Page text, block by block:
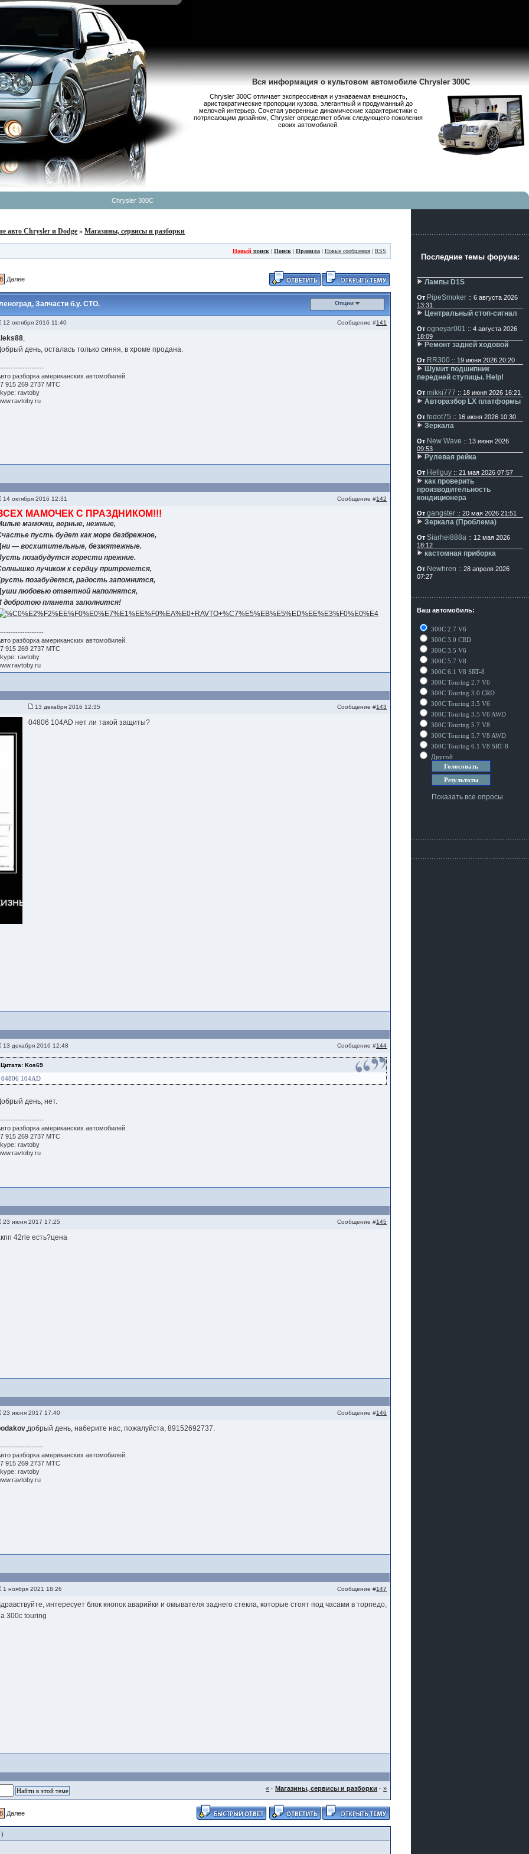
Вся информация о культовом автомобиле Chrysler 300C
Chrysler 300С отличает экспрессивная и узнаваемая внешность,
аристократические пропорции кузова, элегантный и продуманный до
мелочей интерьер. Сочетая уверенные динамические характеристики с
потрясающим дизайном, Chrysler определяет облик следующего поколения
своих автомобилей.
Chrysler 300C
авто Chrysler и Dodge »Магазины, сервисы и разборки
Новыйпоиск| Поиск| Правила| Новые сообщения| RSS
8 Далее
Запчасти б.у. СТО. Опции
12 октября 2016 11:40 Сообщение #141
,
день, осталась только синяя, в хроме продана.
разборка американских автомобилей.
915 269 2737 МТС
ravtoby
14 октября 2016 12:31 Сообщение #142
МАМОЧЕК С ПРАЗДНИКОМ!!!
мамочки, верные, нежные,
пусть будет как море безбрежное,
— восхитительные, безмятежные.
позабудутся горести прежние.
лучиком к сердцу притронется,
позабудется, радость запомнится,
любовью ответной наполнятся,
добротою планета заполнится!
разборка американских автомобилей.
915 269 2737 МТС
ravtoby
13 декабря 2016 12:35 Сообщение #143
04806 104AD нет ли такой защиты?
13 декабря 2016 12:48 Сообщение #144
Цитата: Kos69
04806 104AD
день, нет.
разборка американских автомобилей.
915 269 2737 МТС
ravtoby
23 июня 2017 17:25 Сообщение #145
42rle есть?цена
23 июня 2017 17:40 Сообщение #146
,добрый день, наберите нас, пожалуйста, 89152692737.
разборка американских автомобилей.
915 269 2737 МТС
ravtoby
1 ноября 2021 18:26 Сообщение #147
интересует блок кнопок аварийки и омывателя заднего стекла, которые стоят под часами в торпедо,
300с touring
« ·Магазины, сервисы и разборки · »
8 Далее
Последние темы форума:
Лампы D1S
От PipeSmoker :: 6 августа 2026
13:31
Центральный стоп-сигнал
От ogneyar001 :: 4 августа 2026
18:09
Ремонт задней ходовой
От RR300 :: 19 июня 2026 20:20
Шумит подшипник
передней ступицы. Help!
От mikki777 :: 18 июня 2026 16:21
Авторазбор LX платформы
От fedot75 :: 16 июня 2026 10:30
Зеркала
От New Wave :: 13 июня 2026
09:53
Рулевая рейка
От Hellguy :: 21 мая 2026 07:57
как проверить
производительность
кондиционера
От gangster :: 20 мая 2026 21:51
Зеркала (Проблема)
От Siarhei888a :: 12 мая 2026
18:12
кастомная приборка
От Newhren :: 28 апреля 2026
07:27
Ваш автомобиль:
300C 2.7 V6
300C 3.0 CRD
300C 3.5 V6
300C 5.7 V8
300C 6.1 V8 SRT-8
300C Touring 2.7 V6
300C Touring 3.0 CRD
300C Touring 3.5 V6
300C Touring 3.5 V6 AWD
300C Touring 5.7 V8
300C Touring 5.7 V8 AWD
300C Touring 6.1 V8 SRT-8
Другой
Показать все опросы